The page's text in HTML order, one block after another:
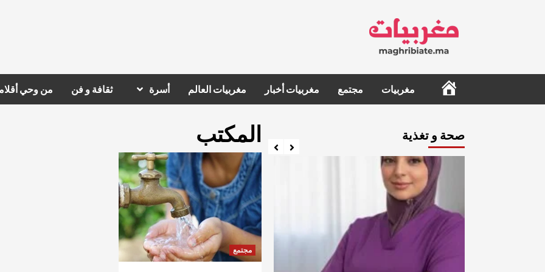
الرئيسيةمغربيات مجتمع مغربيات أخبار مغربيات العالم أسرة ثقافة و فن من وحي
المكتب
مجتمع
صحة و تغذية